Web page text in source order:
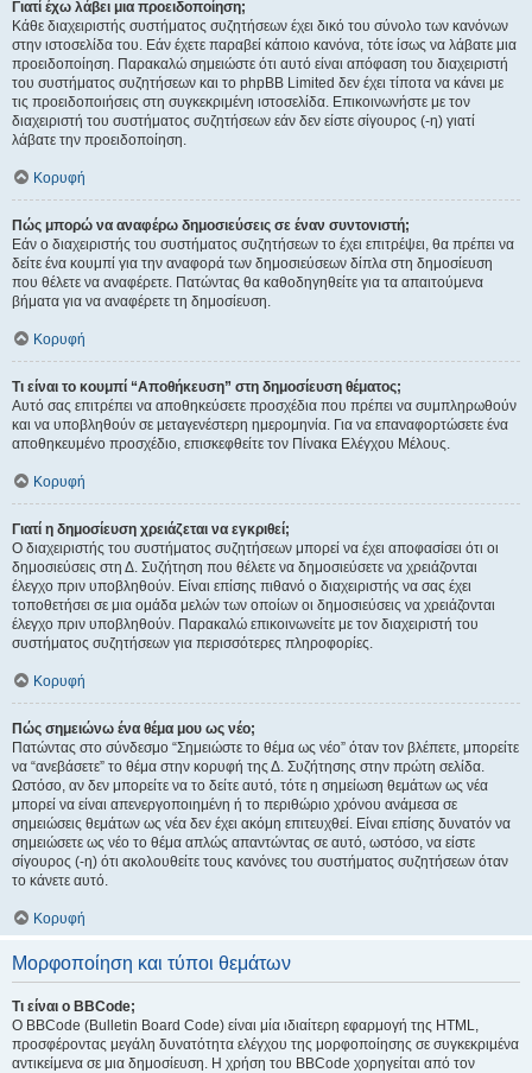
Γιατί έχω λάβει μια προειδοποίηση;
Κάθε διαχειριστής συστήματος συζητήσεων έχει δικό του σύνολο των κανόνων
στην ιστοσελίδα του. Εάν έχετε παραβεί κάποιο κανόνα, τότε ίσως να λάβατε μια
προειδοποίηση. Παρακαλώ σημειώστε ότι αυτό είναι απόφαση του διαχειριστή
του συστήματος συζητήσεων και το phpBB Limited δεν έχει τίποτα να κάνει με
τις προειδοποιήσεις στη συγκεκριμένη ιστοσελίδα. Επικοινωνήστε με τον
διαχειριστή του συστήματος συζητήσεων εάν δεν είστε σίγουρος (-η) γιατί
λάβατε την προειδοποίηση.
Κορυφή
Πώς μπορώ να αναφέρω δημοσιεύσεις σε έναν συντονιστή;
Εάν ο διαχειριστής του συστήματος συζητήσεων το έχει επιτρέψει, θα πρέπει να
δείτε ένα κουμπί για την αναφορά των δημοσιεύσεων δίπλα στη δημοσίευση
που θέλετε να αναφέρετε. Πατώντας θα καθοδηγηθείτε για τα απαιτούμενα
βήματα για να αναφέρετε τη δημοσίευση.
Κορυφή
Τι είναι το κουμπί “Αποθήκευση” στη δημοσίευση θέματος;
Αυτό σας επιτρέπει να αποθηκεύσετε προσχέδια που πρέπει να συμπληρωθούν
και να υποβληθούν σε μεταγενέστερη ημερομηνία. Για να επαναφορτώσετε ένα
αποθηκευμένο προσχέδιο, επισκεφθείτε τον Πίνακα Ελέγχου Μέλους.
Κορυφή
Γιατί η δημοσίευση χρειάζεται να εγκριθεί;
Ο διαχειριστής του συστήματος συζητήσεων μπορεί να έχει αποφασίσει ότι οι
δημοσιεύσεις στη Δ. Συζήτηση που θέλετε να δημοσιεύσετε να χρειάζονται
έλεγχο πριν υποβληθούν. Είναι επίσης πιθανό ο διαχειριστής να σας έχει
τοποθετήσει σε μια ομάδα μελών των οποίων οι δημοσιεύσεις να χρειάζονται
έλεγχο πριν υποβληθούν. Παρακαλώ επικοινωνείτε με τον διαχειριστή του
συστήματος συζητήσεων για περισσότερες πληροφορίες.
Κορυφή
Πώς σημειώνω ένα θέμα μου ως νέο;
Πατώντας στο σύνδεσμο “Σημειώστε το θέμα ως νέο” όταν τον βλέπετε, μπορείτε
να “ανεβάσετε” το θέμα στην κορυφή της Δ. Συζήτησης στην πρώτη σελίδα.
Ωστόσο, αν δεν μπορείτε να το δείτε αυτό, τότε η σημείωση θεμάτων ως νέα
μπορεί να είναι απενεργοποιημένη ή το περιθώριο χρόνου ανάμεσα σε
σημειώσεις θεμάτων ως νέα δεν έχει ακόμη επιτευχθεί. Είναι επίσης δυνατόν να
σημειώσετε ως νέο το θέμα απλώς απαντώντας σε αυτό, ωστόσο, να είστε
σίγουρος (-η) ότι ακολουθείτε τους κανόνες του συστήματος συζητήσεων όταν
το κάνετε αυτό.
Κορυφή
Μορφοποίηση και τύποι θεμάτων
Τι είναι ο BBCode;
Ο BBCode (Bulletin Board Code) είναι μία ιδιαίτερη εφαρμογή της HTML,
προσφέροντας μεγάλη δυνατότητα ελέγχου της μορφοποίησης σε συγκεκριμένα
αντικείμενα σε μια δημοσίευση. Η χρήση του BBCode χορηγείται από τον